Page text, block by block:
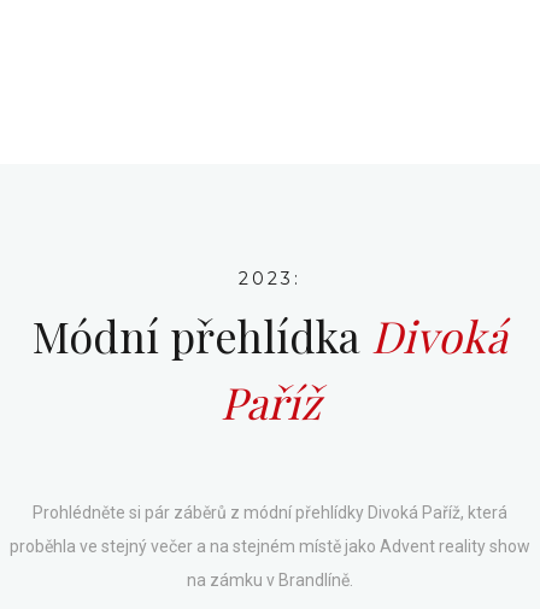
2023:
Módní přehlídka Divoká
Paříž
Prohlédněte si pár záběrů z módní přehlídky Divoká Paříž, která
proběhla ve stejný večer a na stejném místě jako Advent reality show
na zámku v Brandlíně.